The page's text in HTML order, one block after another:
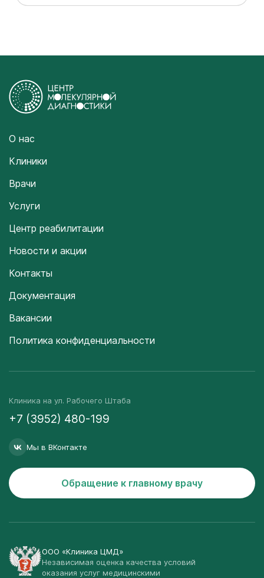
О нас
Клиники
Врачи
Услуги
Центр реабилитации
Новости и акции
Контакты
Документация
Вакансии
Политика конфиденциальности
Клиника на ул. Рабочего Штаба
+7 (3952) 480-199
Мы в ВКонтакте
Обращение к главному врачу
ООО «Клиника ЦМД»
Независимая оценка качества условий
оказания услуг медицинскими